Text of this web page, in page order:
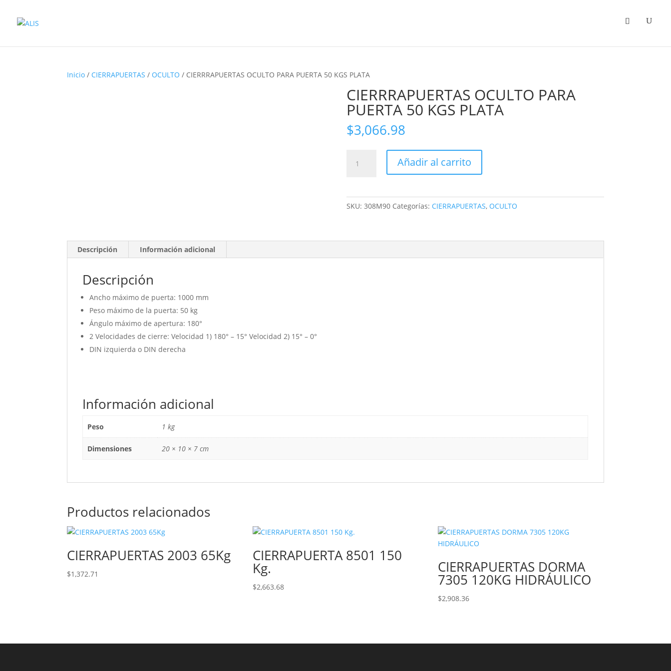
Inicio / CIERRAPUERTAS / OCULTO / CIERRRAPUERTAS OCULTO PARA PUERTA 50 KGS PLATA
CIERRRAPUERTAS OCULTO PARA
PUERTA 50 KGS PLATA
$3,066.98
OCULTO
Añadir al carrito
SKU: 308M90 Categorías: CIERRAPUERTAS, OCULTO
Descripción Información adicional
Descripción
Ancho máximo de puerta: 1000 mm
Peso máximo de la puerta: 50 kg
Ángulo máximo de apertura: 180°
2 Velocidades de cierre: Velocidad 1) 180° – 15° Velocidad 2) 15° – 0°
DIN izquierda o DIN derecha
Información adicional
Peso 1 kg
Dimensiones 20 × 10 × 7 cm
Productos relacionados
CIERRAPUERTAS 2003 65Kg
$1,372.71
CIERRAPUERTA 8501 150
Kg.
$2,663.68
CIERRAPUERTAS DORMA
7305 120KG HIDRÁULICO
$2,908.36